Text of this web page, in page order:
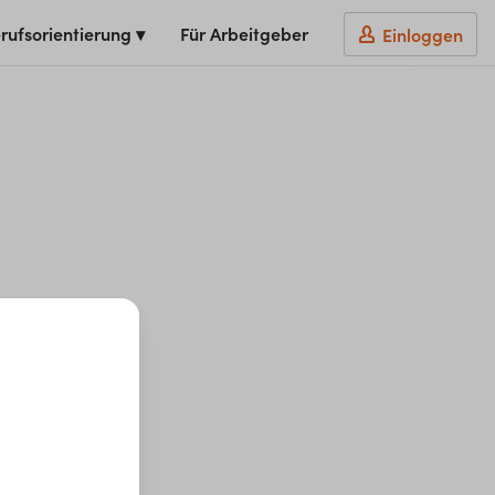
▾ Für Arbeitgeber Einloggen